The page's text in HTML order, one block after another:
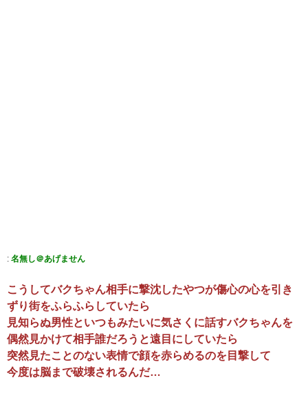
: 名無し＠あげません
こうしてバクちゃん相手に撃沈したやつが傷心の心を引き
ずり街をふらふらしていたら
見知らぬ男性といつもみたいに気さくに話すバクちゃんを
偶然見かけて相手誰だろうと遠目にしていたら
突然見たことのない表情で顔を赤らめるのを目撃して
今度は脳まで破壊されるんだ…